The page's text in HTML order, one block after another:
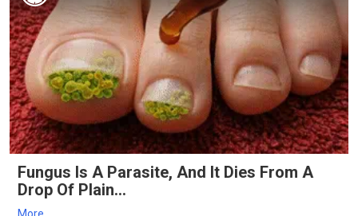
Fungus Is A Parasite, And It Dies From A
Drop Of Plain...